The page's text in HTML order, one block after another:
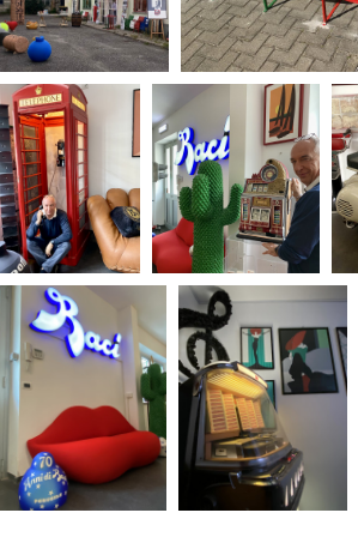
Rete regionale
Bilancio sociale
Amministrazione trasparente
Bandi e gare
Sostenibilità ambientale
SERVIZI
Servizi generali
Location scouting
Spazi nella sede FCTP
Sala Casting
Sala Paolo Tenna
FILM FUNDS
Piemonte Film Tv Fund
Piemonte Film Tv
Piemonte Doc Film Fund
Short Film Fund